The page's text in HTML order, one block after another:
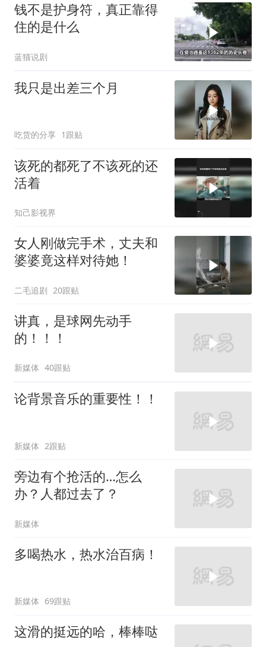
钱不是护身符，真正靠得
住的是什么
蓝猫说剧
我只是出差三个月
吃货的分享 1跟贴
该死的都死了不该死的还
活着
知己影视界
女人刚做完手术，丈夫和
婆婆竟这样对待她！
二毛追剧 20跟贴
讲真，是球网先动手
的！！！
新媒体 40跟贴
论背景音乐的重要性！！
新媒体 2跟贴
旁边有个抢活的…怎么
办？人都过去了？
新媒体
多喝热水，热水治百病！
新媒体 69跟贴
这滑的挺远的哈，棒棒哒